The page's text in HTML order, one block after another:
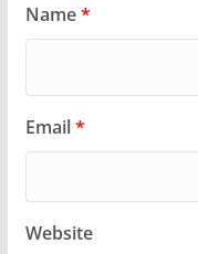
Name*
Email*
Website